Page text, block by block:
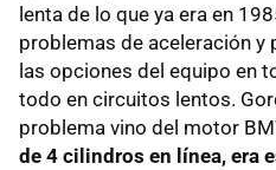
lenta de lo que ya era en
problemas de aceleración
las opciones del equipo en
todo en circuitos lentos.
problema vino del motor
de 4 cilindros en línea, era